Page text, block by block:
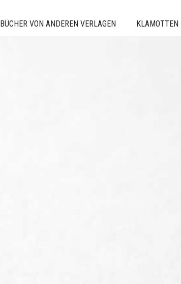
BÜCHER VON ANDEREN VERLAGEN KLAMOTTEN